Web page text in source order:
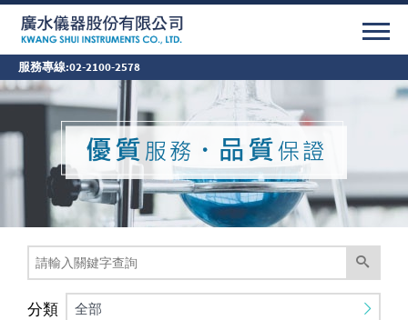
服務專線:02-2100-2578
分類 全部